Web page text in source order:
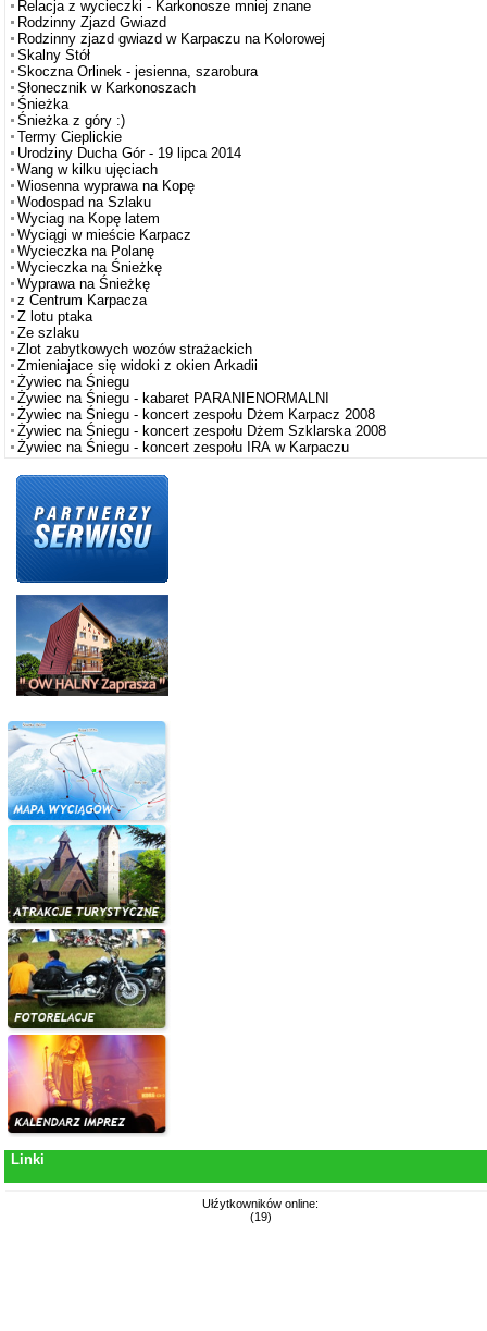
Relacja z wycieczki - Karkonosze mniej znane
Rodzinny Zjazd Gwiazd
Rodzinny zjazd gwiazd w Karpaczu na Kolorowej
Skalny Stół
Skoczna Orlinek - jesienna, szarobura
Słonecznik w Karkonoszach
Śnieżka
Śnieżka z góry :)
Termy Cieplickie
Urodziny Ducha Gór - 19 lipca 2014
Wang w kilku ujęciach
Wiosenna wyprawa na Kopę
Wodospad na Szlaku
Wyciag na Kopę latem
Wyciągi w mieście Karpacz
Wycieczka na Polanę
Wycieczka na Śnieżkę
Wyprawa na Śnieżkę
z Centrum Karpacza
Z lotu ptaka
Ze szlaku
Zlot zabytkowych wozów strażackich
Zmieniajace się widoki z okien Arkadii
Żywiec na Śniegu
Żywiec na Śniegu - kabaret PARANIENORMALNI
Żywiec na Śniegu - koncert zespołu Dżem Karpacz 2008
Żywiec na Śniegu - koncert zespołu Dżem Szklarska 2008
Żywiec na Śniegu - koncert zespołu IRA w Karpaczu
Linki
Ułźytkowników online:
(19)